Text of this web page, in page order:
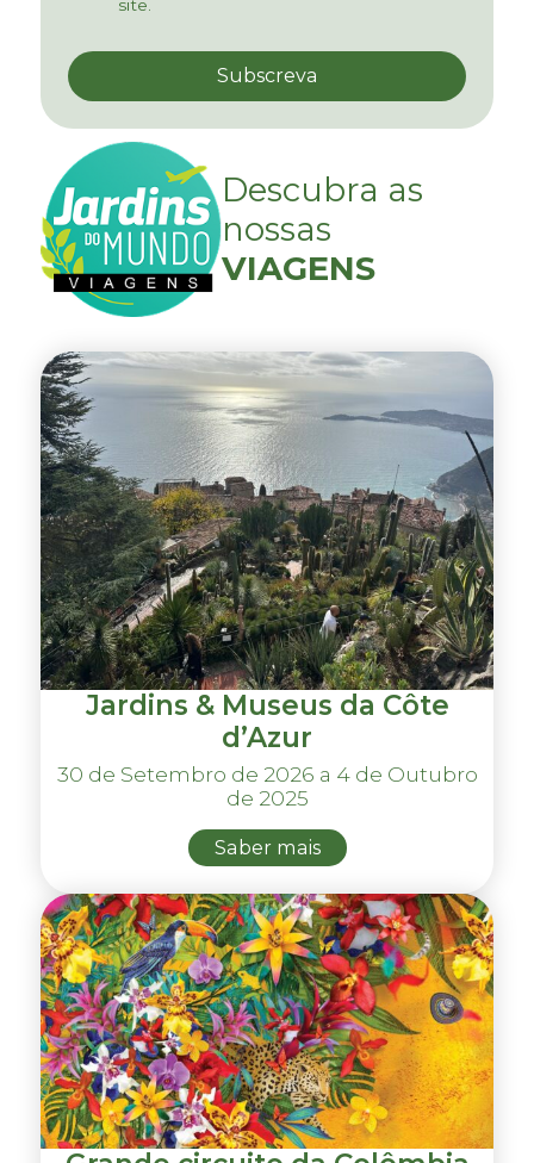
site.
Descubra as
nossas
VIAGENS
Jardins & Museus da Côte
d’Azur
30 de Setembro de 2026 a 4 de Outubro
de 2025
Saber mais